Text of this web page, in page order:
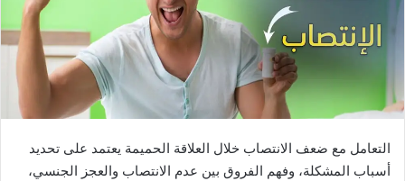
التعامل مع ضعف الانتصاب خلال العلاقة الحميمة يعتمد على تحديد
أسباب المشكلة، وفهم الفروق بين عدم الانتصاب والعجز الجنسي،